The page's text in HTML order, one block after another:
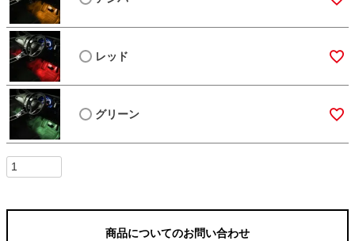
レッド
グリーン
商品についてのお問い合わせ